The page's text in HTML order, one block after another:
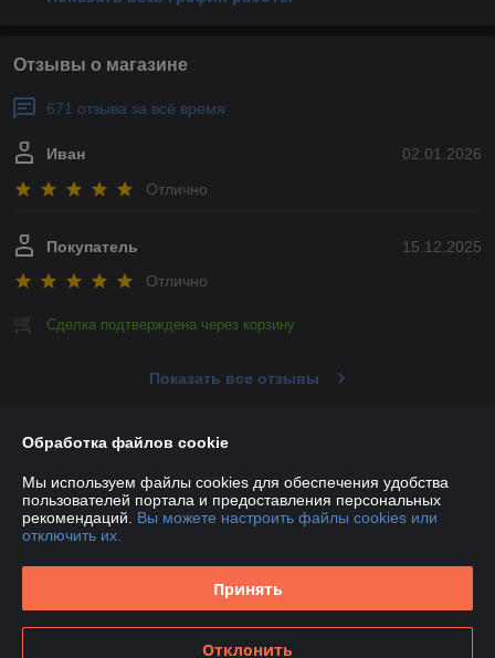
Отзывы о магазине
671 отзыва за всё время
02.01.2026
Иван
Отлично
15.12.2025
Покупатель
Отлично
Сделка подтверждена через корзину
Показать все отзывы
О нас
Контакты
График работы
Обработка файлов cookie
Мы используем файлы cookies для обеспечения удобства
пользователей портала и предоставления персональных
рекомендаций. Вы можете настроить файлы cookies или
отключить их.
Принять
Отклонить